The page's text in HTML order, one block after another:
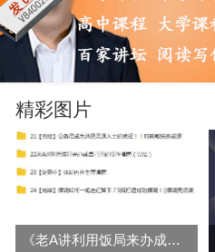
精彩图片
《老A讲利用饭局来办成自己事的操作指南》等音频视频全集百度网盘下载